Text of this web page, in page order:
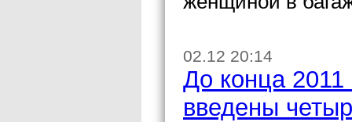
02.12 20:14
До конца 2011
введены